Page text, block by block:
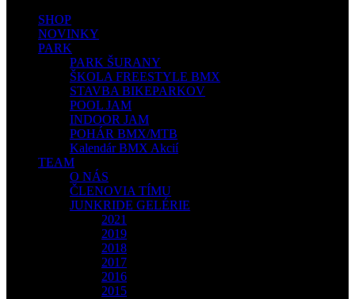
SHOP
NOVINKY
PARK
PARK ŠURANY
ŠKOLA FREESTYLE BMX
STAVBA BIKEPARKOV
POOL JAM
INDOOR JAM
POHÁR BMX/MTB
Kalendár BMX Akcií
TEAM
O NÁS
ČLENOVIA TÍMU
JUNKRIDE GELÉRIE
2021
2019
2018
2017
2016
2015